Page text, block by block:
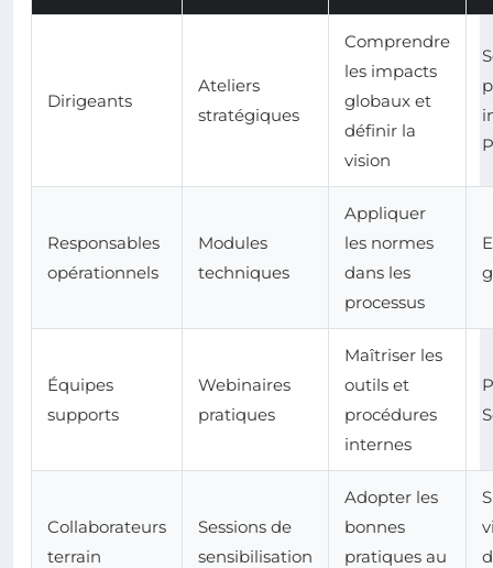
Dirigeants
Ateliers
stratégiques
Comprendre
les impacts
globaux et
définir la
vision
Responsables
opérationnels
Modules
techniques
Appliquer
les normes
dans les
processus
Équipes
supports
Webinaires
pratiques
Maîtriser les
outils et
procédures
internes
Collaborateurs
terrain
Sessions de
sensibilisation
Adopter les
bonnes
pratiques au